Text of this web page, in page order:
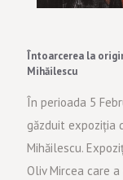
Întoarcerea la
Mihăilescu
În perioada 5
găzduit expoziția
Mihăilescu.
Oliv Mircea care